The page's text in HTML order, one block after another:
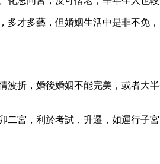
才多藝，但婚姻生活中是非不免
折，婚後婚姻不能完美，或者大
宮，利於考試，升遷，如運行子